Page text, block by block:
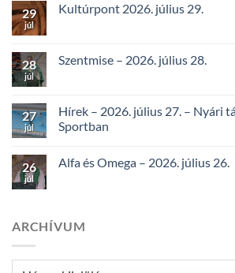
29
júl
Kultúrpont 2026. július 29.
28
júl
Szentmise – 2026. július 28.
27
júl
Hírek – 2026. július 27. – Nyári
Sportban
26
júl
Alfa és Omega – 2026. július 26.
ARCHÍVUM
Archívum